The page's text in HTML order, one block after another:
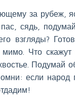
за рубеж,
сядь,
взгляды?
Что
Подумай
если